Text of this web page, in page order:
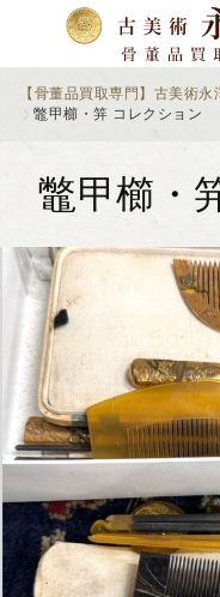
【骨董品買取専門】古美術永
鼈甲櫛・笄 コレクション
鼈甲櫛・